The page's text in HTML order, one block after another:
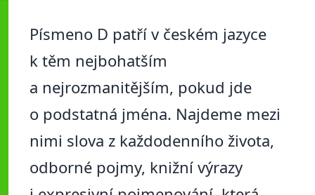
Písmeno D patří v českém jazyce
k těm nejbohatším
a nejrozmanitějším, pokud jde
o podstatná jména. Najdeme mezi
nimi slova z každodenního života,
odborné pojmy, knižní výrazy